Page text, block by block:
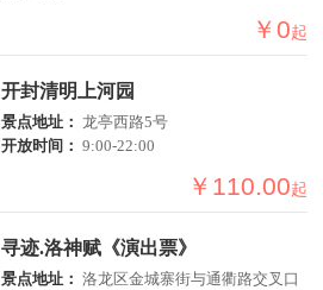
￥0起
开封清明上河园
景点地址： 龙亭西路5号
开放时间： 9:00-22:00
￥110.00起
寻迹.洛神赋《演出票》
景点地址： 洛龙区金城寨街与通衢路交叉口